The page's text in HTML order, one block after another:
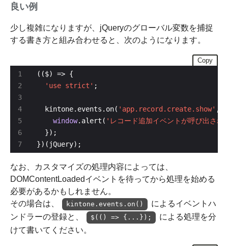
良い例
少し複雑になりますが、jQueryのグローバル変数を捕捉
する書き方と組み合わせると、次のようになります。
Copy
3
4
5
6
7
'use strict'
  kintone.events.on(
'app.record.create.show'
window.alert( 'レコード追加イベントが呼び出され
})(jQuery);
なお、カスタマイズの処理内容によっては、
DOMContentLoadedイベントを待ってから処理を始める
必要があるかもしれません。
その場合は、
kintone.events.on()
によるイベントハ
ンドラーの登録と、
$(() => {...});
による処理を分
けて書いてください。